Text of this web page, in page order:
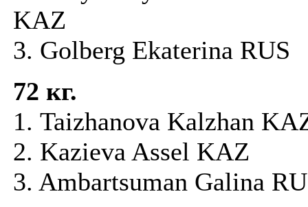
KAZ
3. Golberg Ekaterina RUS
72 кг.
1. Taizhanova Kalzhan
2. Kazieva Assel KAZ
3. Ambartsuman Galina